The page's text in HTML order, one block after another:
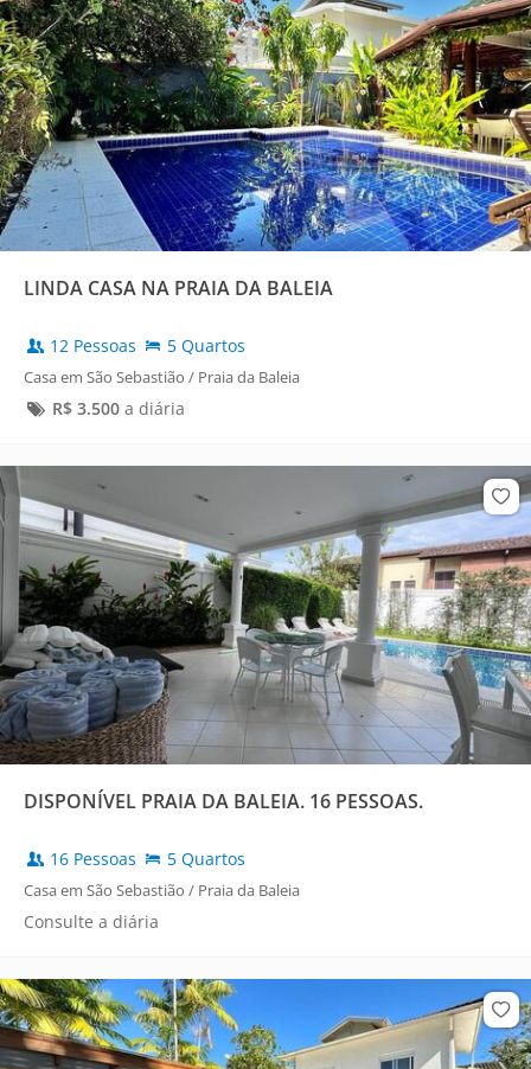
LINDA CASA NA PRAIA DA BALEIA
12 Pessoas 5 Quartos
Casa em São Sebastião / Praia da Baleia
R$ 3.500a diária
DISPONÍVEL PRAIA DA BALEIA. 16 PESSOAS.
16 Pessoas 5 Quartos
Casa em São Sebastião / Praia da Baleia
Consulte a diária